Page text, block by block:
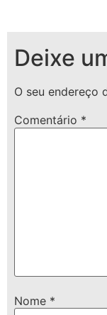
Deixe
O seu endereço
Comentário *
Nome *